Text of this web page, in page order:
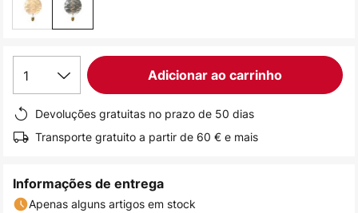
1 Adicionar ao carrinho
Devoluções gratuitas no prazo de 50 dias
Transporte gratuito a partir de 60 € e mais
Informações de entrega
Apenas alguns artigos em stock